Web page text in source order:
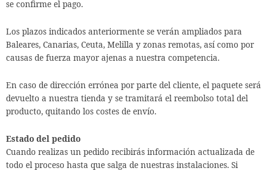
se confirme el pago.
Los plazos indicados anteriormente se verán ampliados para
Baleares, Canarias, Ceuta, Melilla y zonas remotas, así como por
causas de fuerza mayor ajenas a nuestra competencia.
En caso de dirección errónea por parte del cliente, el paquete será
devuelto a nuestra tienda y se tramitará el reembolso total del
producto, quitando los costes de envío.
Estado del pedido
Cuando realizas un pedido recibirás información actualizada de
todo el proceso hasta que salga de nuestras instalaciones. Si